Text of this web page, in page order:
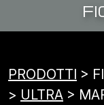
PRODOTTI >
> ULTRA >